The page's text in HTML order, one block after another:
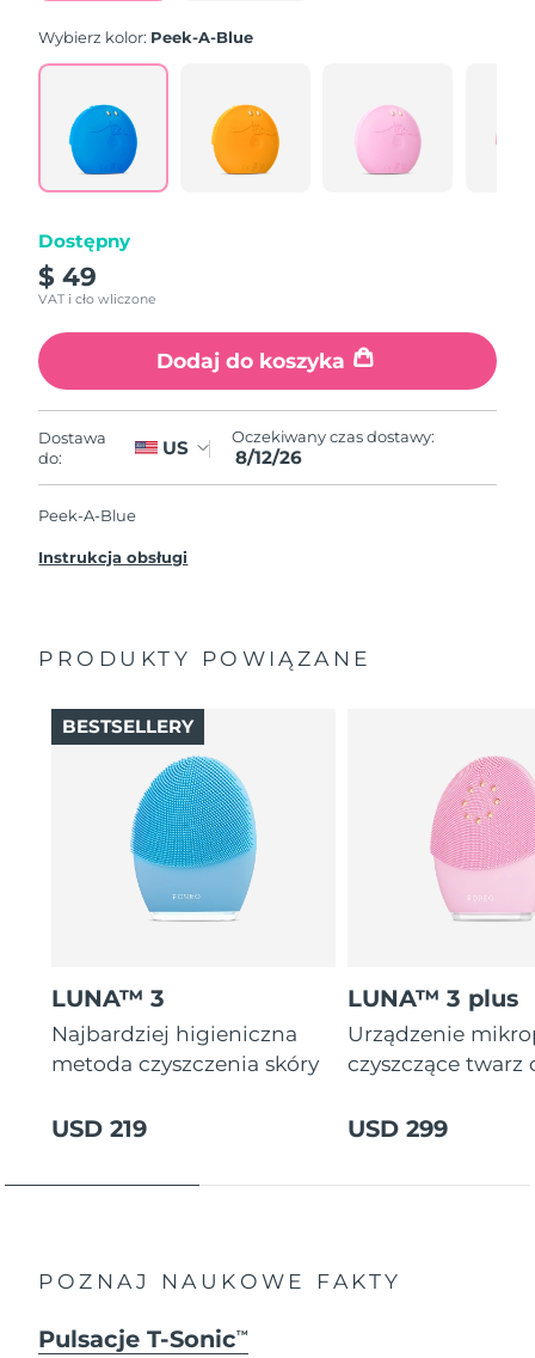
Wybierz kolor: Peek-A-Blue
Dostępny
$ 49
VAT i cło wliczone
Dodaj do koszyka
Dostawa
do:
US Oczekiwany czas dostawy:
8/12/26
Peek-A-Blue
Instrukcja obsługi
PRODUKTY POWIĄZANE
LUNA™ 3
Najbardziej higieniczna
metoda czyszczenia skóry
USD 219
BESTSELLERY
LUNA™ 3 plus
Urządzenie
czyszczące twarz
USD 299
POZNAJ NAUKOWE FAKTY
Pulsacje T-SonicTM